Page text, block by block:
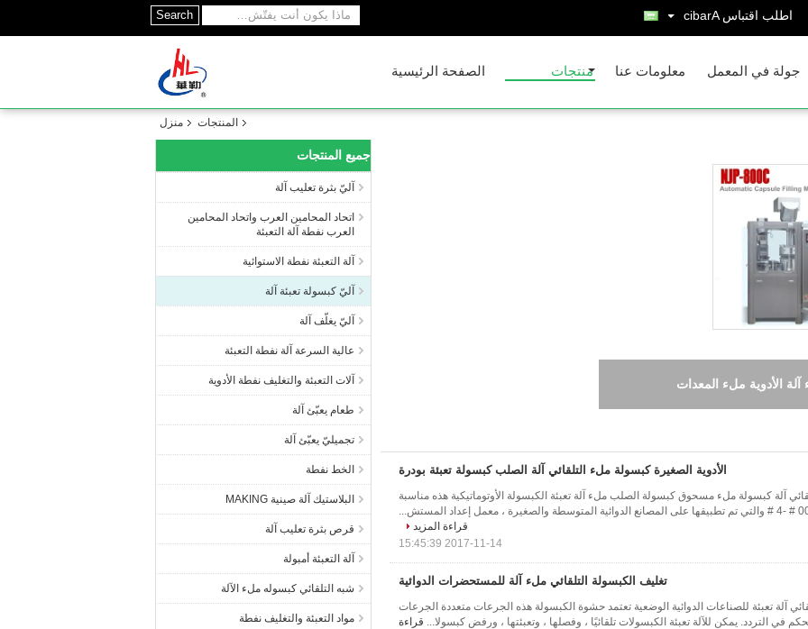
Search اطلب اقتباس Arabic
الصفحة الرئيسية منتجات معلومات عنا جولة في المعمل
منزل المنتجات
جميع المنتجات
آليّ بثرة تعليب آلة
اتحاد المحامين العرب واتحاد المحامين
العرب نفطة آلة التعبئة
آلة التعبئة نفطة الاستوائية
آليّ كبسولة تعبئة آلة
آليّ يغلّف آلة
عالية السرعة آلة نفطة التعبئة
آلات التعبئة والتغليف نفطة الأدوية
طعام يعبّئ آلة
تجميليّ يعبّئ آلة
الخط نفطة
البلاستيك آلة صينية MAKING
قرص بثرة تعليب آلة
آلة التعبئة أمبولة
شبه التلقائي كبسوله ملء الآلة
مواد التعبئة والتغليف نفطة
الأدوية الصغيرة كبسولة ملء التلقائي آلة الصلب كبسولة تعبئة بودرة
آلة كبسولة ملء مسحوق كبسولة الصلب ملء آلة تعبئة الكبسولة الأوتوماتيكية هذه مناسبة
قراءة المزيد
2017-11-14 15:45:39
تغليف الكبسولة التلقائي ملء آلة للمستحضرات الدوائية
آلة تعبئة للصناعات الدوائية الوضعية تعتمد حشوة الكبسولة هذه الجرعات متعددة الجرعات
في التردد. يمكن للآلة تعبئة الكبسولات تلقائيًا ، وفصلها ، وتعبئتها ، ورفض كبسولا... قراءة